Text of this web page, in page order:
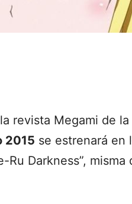
revista Megami de
2015 se estrenará en
Ru Darkness”,